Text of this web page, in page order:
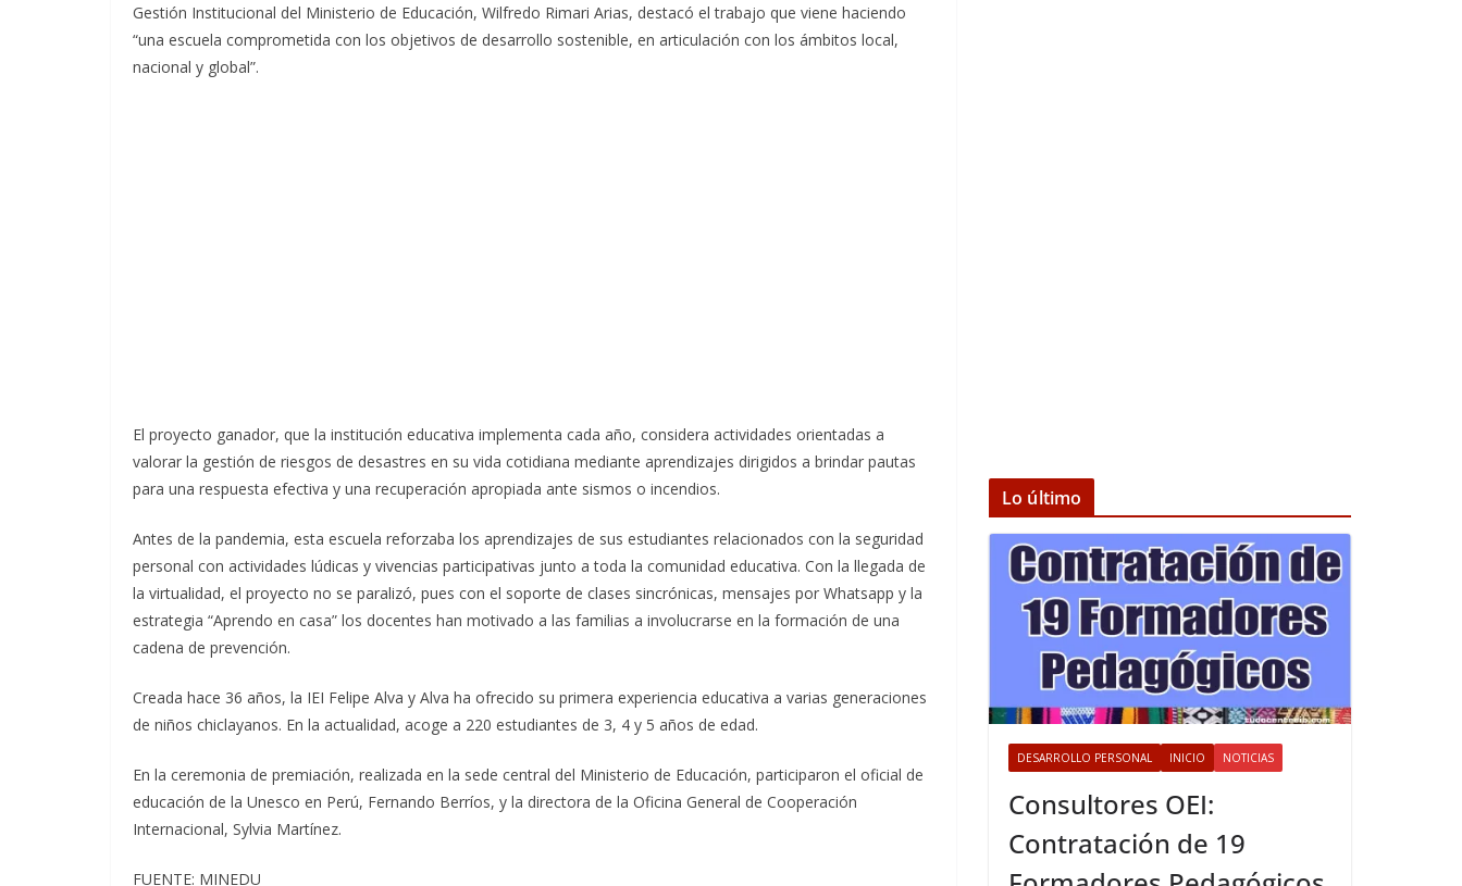
Gestión Institucional del Ministerio de Educación, Wilfredo Rimari Arias, destacó el trabajo que viene haciendo
“una escuela comprometida con los objetivos de desarrollo sostenible, en articulación con los ámbitos local,
nacional y global”.
El proyecto ganador, que la institución educativa implementa cada año, considera actividades orientadas a
valorar la gestión de riesgos de desastres en su vida cotidiana mediante aprendizajes dirigidos a brindar pautas
para una respuesta efectiva y una recuperación apropiada ante sismos o incendios.
Antes de la pandemia, esta escuela reforzaba los aprendizajes de sus estudiantes relacionados con la seguridad
personal con actividades lúdicas y vivencias participativas junto a toda la comunidad educativa. Con la llegada de
la virtualidad, el proyecto no se paralizó, pues con el soporte de clases sincrónicas, mensajes por Whatsapp y la
estrategia “Aprendo en casa” los docentes han motivado a las familias a involucrarse en la formación de una
cadena de prevención.
Creada hace 36 años, la IEI Felipe Alva y Alva ha ofrecido su primera experiencia educativa a varias generaciones
de niños chiclayanos. En la actualidad, acoge a 220 estudiantes de 3, 4 y 5 años de edad.
En la ceremonia de premiación, realizada en la sede central del Ministerio de Educación, participaron el oficial de
educación de la Unesco en Perú, Fernando Berríos, y la directora de la Oficina General de Cooperación
Internacional, Sylvia Martínez.
FUENTE: MINEDU
Lo último
DESARROLLO PERSONAL INICIO NOTICIAS
Consultores OEI:
Contratación de 19